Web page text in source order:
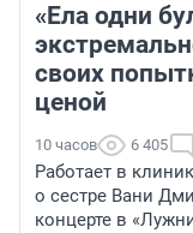
«Ела одни
своих
ценой
10 часов 6 405
Работает в
о сестре Вани
концерте в